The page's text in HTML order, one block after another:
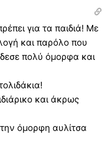
για τα παιδιά! Με
και παρόλο που
πολύ όμορφα και
και άκρως
όμορφη αυλίτσα